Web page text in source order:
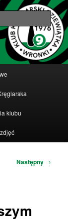
Wronki
klubu
Następny →